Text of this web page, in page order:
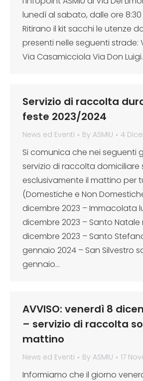
lunedì al sabato, dalle ore 8:30
Ritirano il kit sacchi le utenze
presenti nelle seguenti strade:
Via Casamicciola Via Don
Servizio di raccolta
feste 2023/2024
News ed Eventi By ASMIU 4
Si comunica che nei seguenti
servizio di raccolta domiciliare
esclusivamente il mattino per
(Domestiche e Non
dicembre 2023 – Immacolata
dicembre 2023 – Santo
dicembre 2023 – Santo
gennaio 2024 – San Silvestro
gennaio…
AVVISO: venerdì 8
– servizio di raccolta
mattino
News ed Eventi By ASMIU 17
Informiamo che il giorno